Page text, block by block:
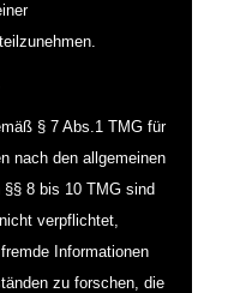
§ 7 Abs.1 TMG für
nach den allgemeinen
8 bis 10 TMG sind
verpflichtet,
Informationen
zu forschen, die